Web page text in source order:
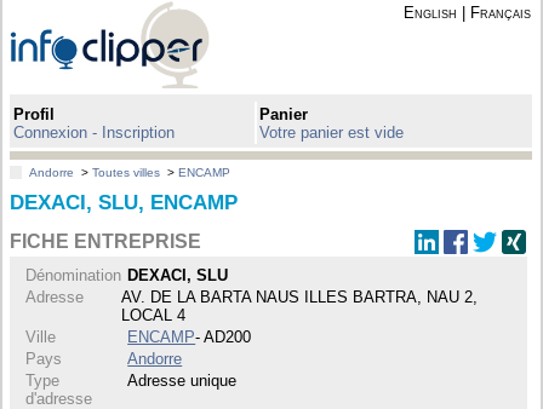
English Français
Profil
Connexion - Inscription
Panier
Votre panier est vide
Andorre >Toutes villes >ENCAMP
DEXACI, SLU, ENCAMP
FICHE ENTREPRISE
Dénomination DEXACI, SLU
Adresse
AV. DE LA BARTA NAUS ILLES BARTRA, NAU 2,
LOCAL 4
Ville
ENCAMP- AD200
Pays
Andorre
Type
d'adresse
Adresse unique